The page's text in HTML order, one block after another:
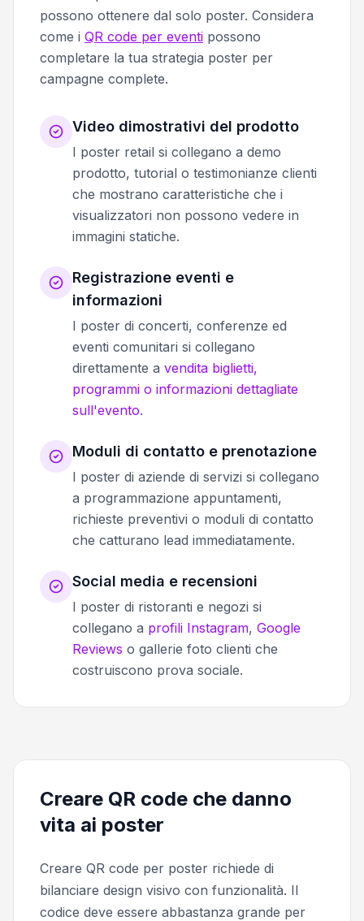
possono ottenere dal solo poster. Considera
come i QR code per eventi possono
completare la tua strategia poster per
campagne complete.
Video dimostrativi del prodotto
I poster retail si collegano a demo
prodotto, tutorial o testimonianze clienti
che mostrano caratteristiche che i
visualizzatori non possono vedere in
immagini statiche.
Registrazione eventi e
informazioni
I poster di concerti, conferenze ed
eventi comunitari si collegano
direttamente a vendita biglietti,
programmi o informazioni dettagliate
sull'evento.
Moduli di contatto e prenotazione
I poster di aziende di servizi si collegano
a programmazione appuntamenti,
richieste preventivi o moduli di contatto
che catturano lead immediatamente.
Social media e recensioni
I poster di ristoranti e negozi si
collegano a profili Instagram, Google
Reviews o gallerie foto clienti che
costruiscono prova sociale.
Creare QR code che danno
vita ai poster
Creare QR code per poster richiede di
bilanciare design visivo con funzionalità. Il
codice deve essere abbastanza grande per